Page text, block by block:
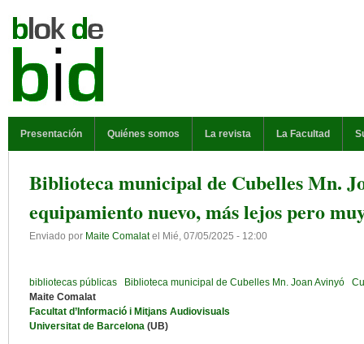
Presentación Quiénes somos La revista La Facultad
Biblioteca municipal de Cubelles Mn.
equipamiento nuevo, más lejos pero
Enviado por Maite Comalatel Mié, 07/05/2025 - 12:00
bibliotecas públicas Biblioteca municipal de Cubelles Mn. Joan Avinyó
Maite Comalat
Facultat d’Informació i Mitjans Audiovisuals
Universitat de Barcelona (UB)